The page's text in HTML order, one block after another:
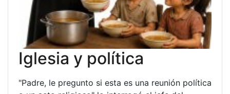
Iglesia y política
"Padre, le pregunto si esta es una reunión política